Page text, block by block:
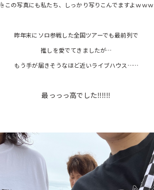
☝この写真にも私たち、しっかり写りこんでますよｗｗｗ
昨年末にソロ参戦した全国ツアーでも最前列で
推しを愛でてきましたが…
もう手が届きそうなほど近いライブハウス……
最っっっ高でした‼‼‼